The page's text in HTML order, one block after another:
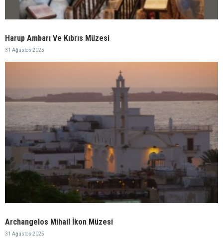
Harup Ambarı Ve Kıbrıs Müzesi
31 Ağustos 2025
Archangelos Mihail İkon Müzesi
31 Ağustos 2025